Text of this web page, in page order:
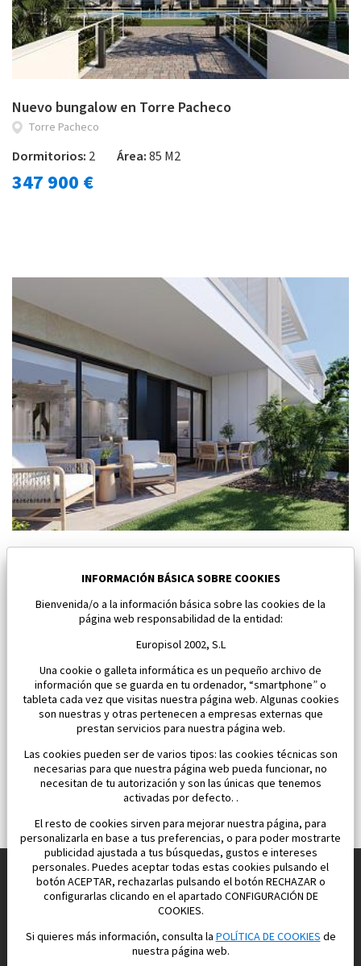
Nuevo bungalow en Torre Pacheco
Torre Pacheco
Dormitorios: 2 Área:85 M2
347 900 €
Torre Pacheco
Dormitorios:2 Área:96 M2
334 900 €
Construimos y vendemos propiedades
para su vida feliz en España
INFORMACIÓN BÁSICA SOBRE COOKIES
Bienvenida/o a la información básica sobre las cookies de la
página web responsabilidad de la entidad:
Europisol 2002, S.L
Una cookie o galleta informática es un pequeño archivo de
información que se guarda en tu ordenador, “smartphone” o
tableta cada vez que visitas nuestra página web. Algunas cookies
son nuestras y otras pertenecen a empresas externas que
prestan servicios para nuestra página web.
Las cookies pueden ser de varios tipos: las cookies técnicas son
necesarias para que nuestra página web pueda funcionar, no
necesitan de tu autorización y son las únicas que tenemos
activadas por defecto. .
El resto de cookies sirven para mejorar nuestra página, para
personalizarla en base a tus preferencias, o para poder mostrarte
publicidad ajustada a tus búsquedas, gustos e intereses
personales. Puedes aceptar todas estas cookies pulsando el
botón ACEPTAR, rechazarlas pulsando el botón RECHAZAR o
configurarlas clicando en el apartado CONFIGURACIÓN DE
COOKIES.
Si quieres más información, consulta laPOLÍTICA DE COOKIESde
nuestra página web.